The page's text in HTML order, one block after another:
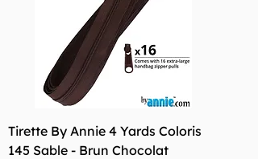
Tirette By Annie 4 Yards Coloris
145 Sable - Brun Chocolat